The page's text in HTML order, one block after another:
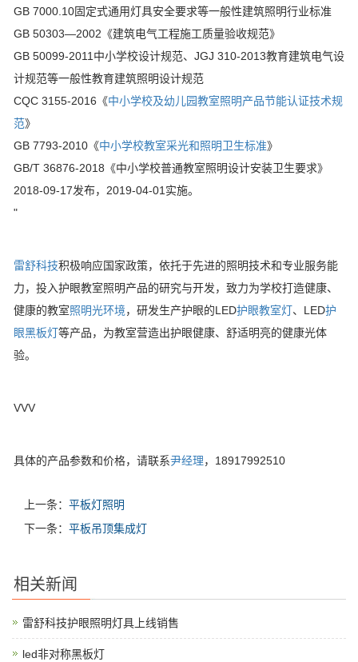
GB 7000.10固定式通用灯具安全要求等一般性建筑照明行业标准
GB 50303—2002《建筑电气工程施工质量验收规范》
GB 50099-2011中小学校设计规范、JGJ 310-2013教育建筑电气设
计规范等一般性教育建筑照明设计规范
CQC 3155-2016《中小学校及幼儿园教室照明产品节能认证技术规
范》
GB 7793-2010《中小学校教室采光和照明卫生标准》
GB/T 36876-2018《中小学校普通教室照明设计安装卫生要求》
2018-09-17发布，2019-04-01实施。
"
雷舒科技积极响应国家政策，依托于先进的照明技术和专业服务能
力，投入护眼教室照明产品的研究与开发，致力为学校打造健康、
健康的教室照明光环境，研发生产护眼的LED护眼教室灯、LED护
眼黑板灯等产品，为教室营造出护眼健康、舒适明亮的健康光体
验。
VVV
具体的产品参数和价格，请联系尹经理，18917992510
上一条： 平板灯照明
下一条： 平板吊顶集成灯
相关新闻
雷舒科技护眼照明灯具上线销售
led非对称黑板灯